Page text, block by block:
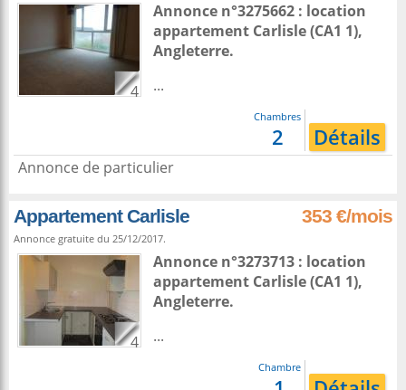
4
Annonce n°3275662 : location
appartement Carlisle(CA1 1),
Angleterre.
...
Chambres
2 Détails
Annonce de particulier
Appartement Carlisle 353 €/mois
Annonce gratuite du 25/12/2017.
4
Annonce n°3273713 : location
appartement Carlisle(CA1 1),
Angleterre.
...
Chambre